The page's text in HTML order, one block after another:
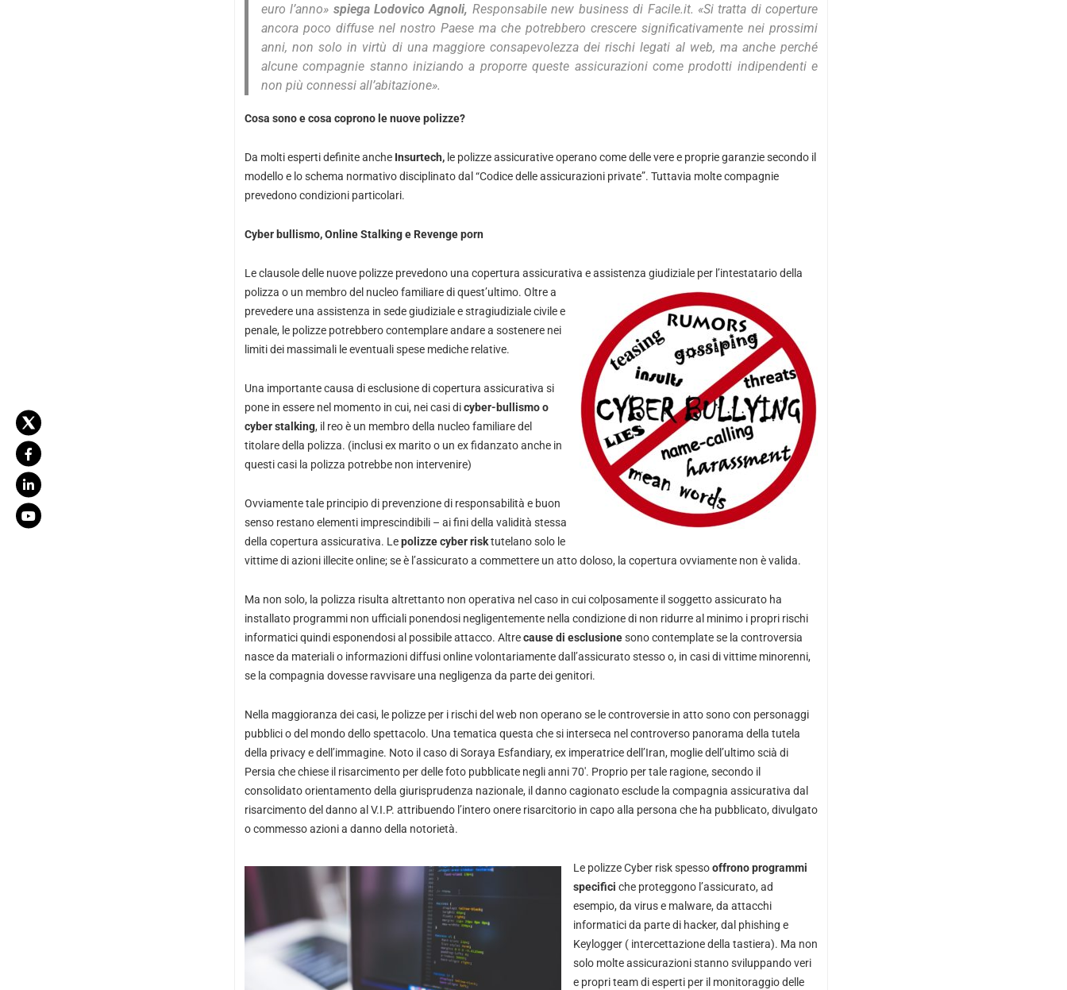
euro l’anno» spiegaLodovico Agnoli, Responsabile new business di Facile.it. «Si tratta di coperture
ancora poco diffuse nel nostro Paese ma che potrebbero crescere significativamente nei prossimi
anni, non solo in virtù di una maggiore consapevolezza dei rischi legati al web, ma anche perché
alcune compagnie stanno iniziando a proporre queste assicurazioni come prodotti indipendenti e
non più connessi all’abitazione».
Cosa sono e cosa coprono le nuove polizze?
Da molti esperti definite anche Insurtech, le polizze assicurative operano come delle vere e proprie garanzie secondo il
modello e lo schema normativo disciplinato dal “Codice delle assicurazioni private”. Tuttavia molte compagnie
prevedono condizioni particolari.
Cyber bullismo, Online Stalking e Revenge porn
Le clausole delle nuove polizze prevedono una copertura assicurativa e assistenza giudiziale per l’intestatario della
polizza o un membro del nucleo familiare di quest’ultimo. Oltre a
prevedere una assistenza in sede giudiziale e stragiudiziale civile e
penale, le polizze potrebbero contemplare andare a sostenere nei
limiti dei massimali le eventuali spese mediche relative.
Una importante causa di esclusione di copertura assicurativa si
pone in essere nel momento in cui, nei casi dicyber-bullismo o
cyber stalking, il reo è un membro della nucleo familiare del
titolare della polizza. (inclusi ex marito o un ex fidanzato anche in
questi casi la polizza potrebbe non intervenire)
Ovviamente tale principio di prevenzione di responsabilità e buon
senso restano elementi imprescindibili – ai fini della validità stessa
della copertura assicurativa. Lepolizze cyber risktutelano solo le
vittime di azioni illecite online; se è l’assicurato a commettere un atto doloso, la copertura ovviamente non è valida.
Ma non solo, la polizza risulta altrettanto non operativa nel caso in cui colposamente il soggetto assicurato ha
installato programmi non ufficiali ponendosi negligentemente nella condizione di non ridurre al minimo i propri rischi
informatici quindi esponendosi al possibile attacco. Altrecause di esclusionesono contemplate se la controversia
nasce da materiali o informazioni diffusi online volontariamente dall’assicurato stesso o, in casi di vittime minorenni,
se la compagnia dovesse ravvisare una negligenza da parte dei genitori.
Nella maggioranza dei casi, le polizze per i rischi del web non operano se le controversie in atto sono con personaggi
pubblici o del mondo dello spettacolo. Una tematica questa che si interseca nel controverso panorama della tutela
della privacy e dell’immagine. Noto il caso di Soraya Esfandiary, ex imperatrice dell’Iran, moglie dell’ultimo scià di
Persia che chiese il risarcimento per delle foto pubblicate negli anni 70′. Proprio per tale ragione, secondo il
consolidato orientamento della giurisprudenza nazionale, il danno cagionato esclude la compagnia assicurativa dal
risarcimento del danno al V.I.P. attribuendo l’intero onere risarcitorio in capo alla persona che ha pubblicato, divulgato
o commesso azioni a danno della notorietà.
Le polizze Cyber risk spessooffrono programmi
specifici che proteggono l’assicurato, ad
esempio, da virus e malware, da attacchi
informatici da parte di hacker, dal phishing e
Keylogger ( intercettazione della tastiera). Ma non
solo molte assicurazioni stanno sviluppando veri
e propri team di esperti per il monitoraggio delle